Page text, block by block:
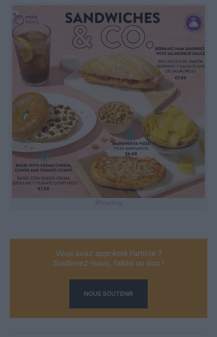
@Vueling
Vous avez apprécié l’article ?
Soutenez-nous, faites un don !
NOUS SOUTENIR